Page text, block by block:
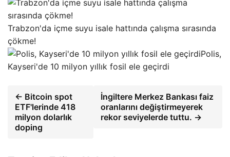
Trabzon'da içme suyu isale hattında çalışma sırasında
çökme!
Polis,
Kayseri'de 10 milyon yıllık fosil ele geçirdi
← Bitcoin spot
ETF'lerinde 418
milyon dolarlık
doping
İngiltere Merkez Bankası faiz
oranlarını değiştirmeyerek
rekor seviyelerde tuttu. →